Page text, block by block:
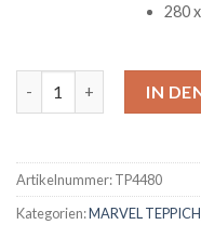
280
IN
Artikelnummer:TP4480
Kategorien:MARVEL TEPPICH